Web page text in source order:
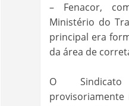
– Fenacor,
Ministério do
principal era
da área de
O
provisoriamente